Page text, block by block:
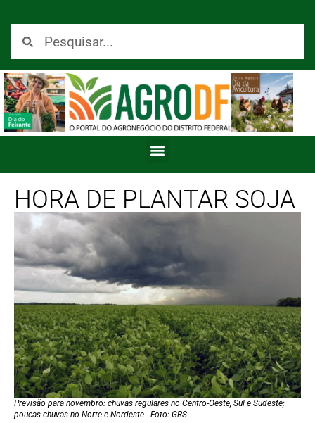
HORA DE PLANTAR SOJA
Previsão para novembro: chuvas regulares no Centro-Oeste, Sul e Sudeste;
poucas chuvas no Norte e Nordeste - Foto: GRS